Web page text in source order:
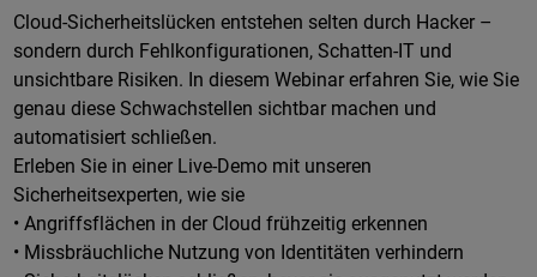
Cloud-Sicherheitslücken entstehen selten durch Hacker –
sondern durch Fehlkonfigurationen, Schatten-IT und
unsichtbare Risiken. In diesem Webinar erfahren Sie, wie Sie
genau diese Schwachstellen sichtbar machen und
automatisiert schließen.
Erleben Sie in einer Live-Demo mit unseren
Sicherheitsexperten, wie sie
• Angriffsflächen in der Cloud frühzeitig erkennen
• Missbräuchliche Nutzung von Identitäten verhindern